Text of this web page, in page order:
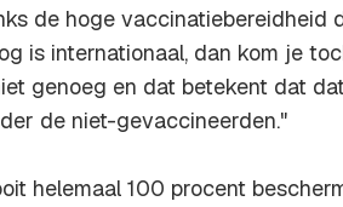
de hoge vaccinatiebereidheid
is internationaal, dan kom je
genoeg en dat betekent dat
de niet-gevaccineerden."
helemaal 100 procent